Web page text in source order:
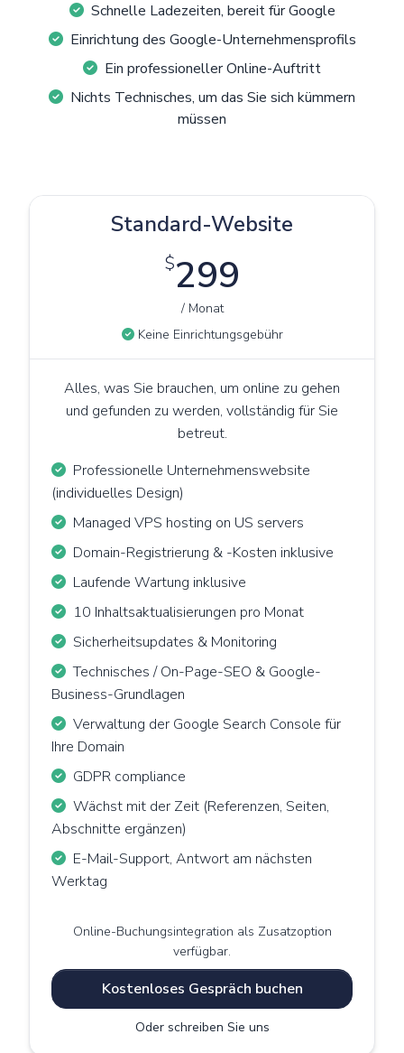
Schnelle Ladezeiten, bereit für Google
Einrichtung des Google-Unternehmensprofils
Ein professioneller Online-Auftritt
Nichts Technisches, um das Sie sich kümmern
müssen
Standard-Website
$299
/ Monat
Keine Einrichtungsgebühr
Alles, was Sie brauchen, um online zu gehen
und gefunden zu werden, vollständig für Sie
betreut.
Professionelle Unternehmenswebsite
(individuelles Design)
Managed VPS hosting on US servers
Domain-Registrierung & -Kosten inklusive
Laufende Wartung inklusive
10 Inhaltsaktualisierungen pro Monat
Sicherheitsupdates & Monitoring
Technisches / On-Page-SEO & Google-
Business-Grundlagen
Verwaltung der Google Search Console für
Ihre Domain
GDPR compliance
Wächst mit der Zeit (Referenzen, Seiten,
Abschnitte ergänzen)
E-Mail-Support, Antwort am nächsten
Werktag
Online-Buchungsintegration als Zusatzoption
verfügbar.
Kostenloses Gespräch buchen
Oder schreiben Sie uns